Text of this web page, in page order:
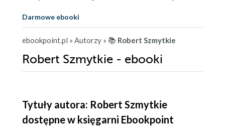
Darmowe ebooki
ebookpoint.pl » Autorzy » 📚 Robert Szmytkie
Robert Szmytkie - ebooki
Tytuły autora: Robert Szmytkie
dostępne w księgarni Ebookpoint